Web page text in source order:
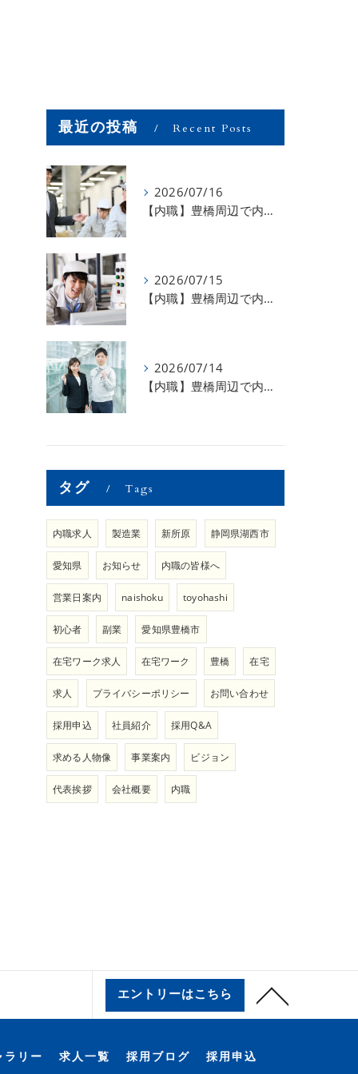
最近の投稿 Recent Posts
2026/07/16
【内職】豊橋周辺で内職のお仕事を探している方募集中！【お仕事の内容】
2026/07/15
【内職】豊橋周辺で内職のお仕事を探している方募集中！【急な学級閉鎖も安心】
2026/07/14
【内職】豊橋周辺で内職のお仕事を探している方募集中！【内職さまのお声②】
タグ Tags
内職求人 製造業 新所原 静岡県湖西市
愛知県 お知らせ 内職の皆様へ
営業日案内 naishoku toyohashi
初心者 副業 愛知県豊橋市
在宅ワーク求人 在宅ワーク 豊橋 在宅
求人 プライバシーポリシー お問い合わせ
採用申込 社員紹介 採用Q&A
求める人物像 事業案内 ビジョン
代表挨拶 会社概要 内職
エントリーはこちら
ラリー 求人一覧 採用ブログ 採用申込